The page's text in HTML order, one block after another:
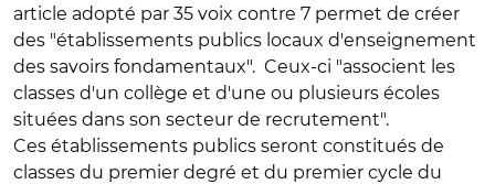
article adopté par 35 voix contre 7 permet de créer
des "établissements publics locaux d'enseignement
des savoirs fondamentaux". Ceux-ci "associent les
classes d'un collège et d'une ou plusieurs écoles
situées dans son secteur de recrutement".
Ces établissements publics seront constitués de
classes du premier degré et du premier cycle du